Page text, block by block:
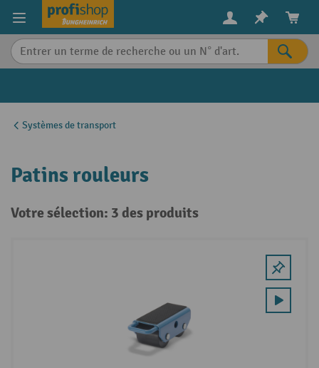
content
Systèmes de transport
Patins rouleurs
Votre sélection: 3 des produits